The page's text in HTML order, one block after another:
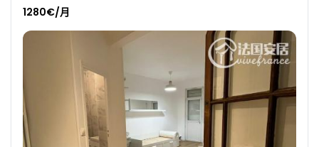
1280€/月